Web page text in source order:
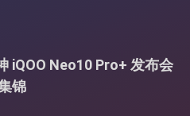
iQOO Neo10 Pro+ 发布会
锦